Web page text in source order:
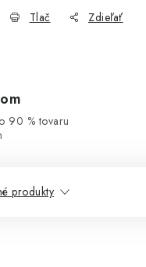
Tlač Zdieľať
90 % tovaru
produkty